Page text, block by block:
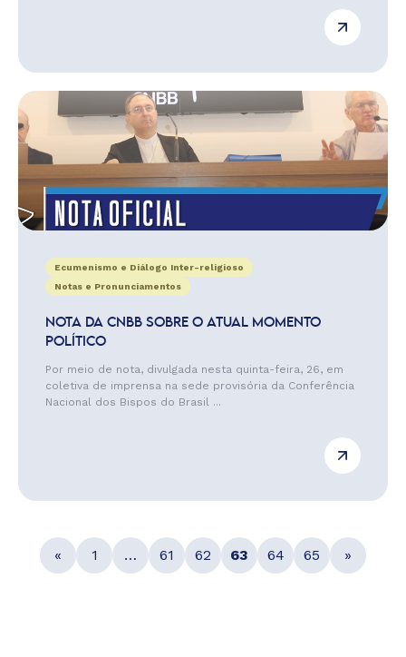
Ecumenismo e Diálogo Inter-religioso
Notas e Pronunciamentos
NOTA DA CNBB SOBRE O ATUAL MOMENTO
POLÍTICO
Por meio de nota, divulgada nesta quinta-feira, 26, em
coletiva de imprensa na sede provisória da Conferência
Nacional dos Bispos do Brasil ...
« 1 … 61 62 63 64 65 »